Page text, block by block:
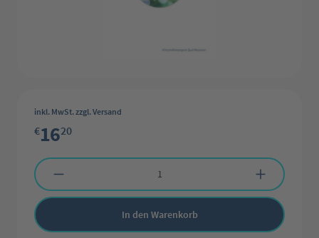
inkl. MwSt. zzgl. Versand
€1620
Produkt Anzahl: Gib den gewünschten Wert ein oder benutze die
In den Warenkorb